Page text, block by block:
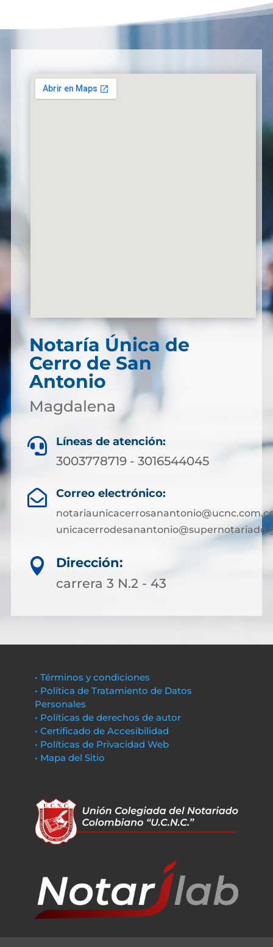
Notaría Única de
Cerro de San
Antonio
Magdalena
 Líneas de atención:
3003778719 - 3016544045
 Correo electrónico:

Dirección:
carrera 3 N.2 - 43
• Términos y condiciones
• Política de Tratamiento de Datos
Personales
• Políticas de derechos de autor
• Certificado de Accesibilidad
• Políticas de Privacidad Web
• Mapa del Sitio